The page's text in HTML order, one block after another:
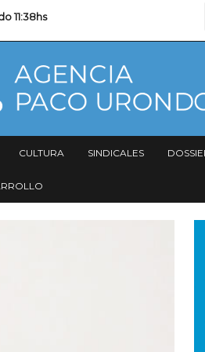
11:38hs
CULTURA SINDICALES